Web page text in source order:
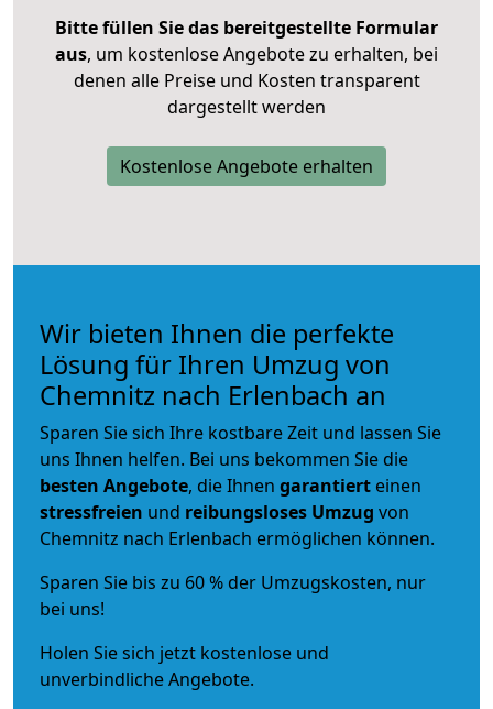
Bitte füllen Sie das bereitgestellte Formular
aus, um kostenlose Angebote zu erhalten, bei
denen alle Preise und Kosten transparent
dargestellt werden
Kostenlose Angebote erhalten
Wir bieten Ihnen die perfekte
Lösung für Ihren Umzug von
Chemnitz nach Erlenbach an
Sparen Sie sich Ihre kostbare Zeit und lassen Sie
uns Ihnen helfen. Bei uns bekommen Sie die
besten Angebote, die Ihnen garantiert einen
stressfreien und reibungsloses Umzug von
Chemnitz nach Erlenbach ermöglichen können.
Sparen Sie bis zu 60 % der Umzugskosten, nur
bei uns!
Holen Sie sich jetzt kostenlose und
unverbindliche Angebote.